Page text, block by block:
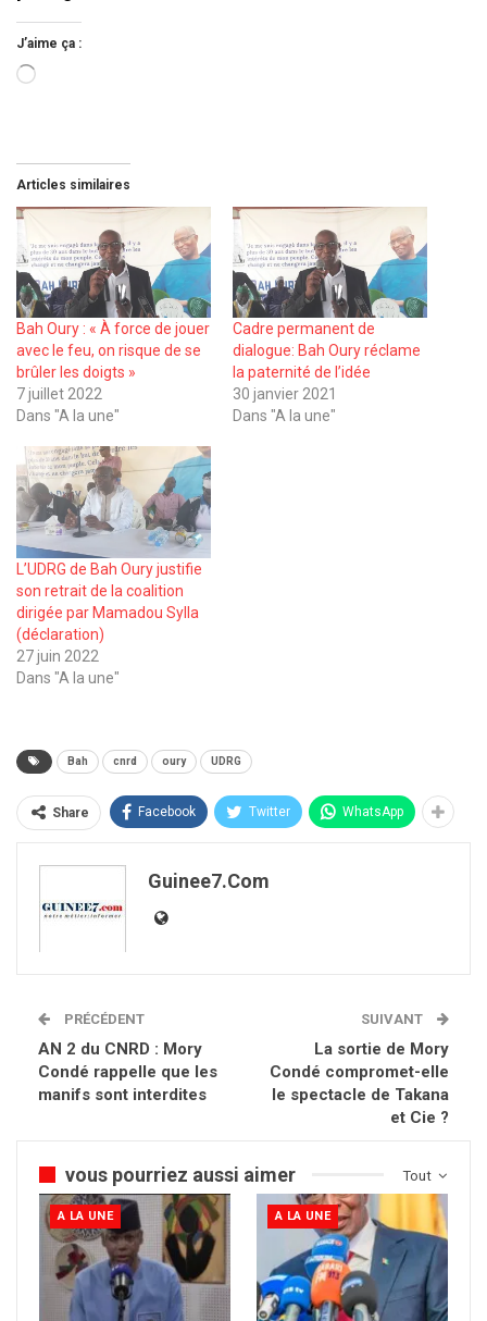
J’aime ça :
Chargement…
Articles similaires
Bah Oury : « À force de jouer
avec le feu, on risque de se
brûler les doigts »
7 juillet 2022
Dans "A la une"
Cadre permanent de
dialogue: Bah Oury réclame
la paternité de l’idée
30 janvier 2021
Dans "A la une"
L’UDRG de Bah Oury justifie
son retrait de la coalition
dirigée par Mamadou Sylla
(déclaration)
27 juin 2022
Dans "A la une"
Bah cnrd oury UDRG
Share Facebook Twitter WhatsApp
Guinee7.com
PRÉCÉDENT
AN 2 du CNRD : Mory
Condé rappelle que les
manifs sont interdites
SUIVANT
La sortie de Mory
Condé compromet-elle
le spectacle de Takana
et Cie ?
Tout
vous pourriez aussi aimer
A LA UNE A LA UNE